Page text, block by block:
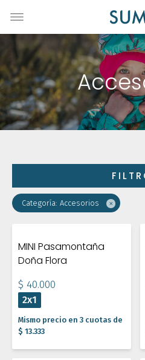
Categoría: Accesorios ×
MINI Pasamontaña
Doña Flora
$ 40.000
2x1
Mismo precio en 3 cuotas de
$ 13.333